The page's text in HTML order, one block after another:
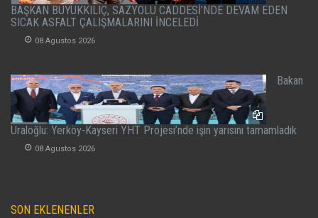
BAŞKAN BÜYÜKKILIÇ, SAZYOLU CADDESİ’NDE DEVAM EDEN
SICAK ASFALT ÇALIŞMALARINI İNCELEDİ
08 Agustos 2026
Bakan
Uraloğlu: Yerköy-Kayseri YHT Projesi’nde işin yarısını tamamladık
08 Agustos 2026
SON EKLENENLER